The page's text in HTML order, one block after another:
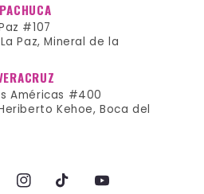
PACHUCA
#107
Paz, Mineral de la
Américas #400
Kehoe, Boca del
InstagramTikTok YouTube